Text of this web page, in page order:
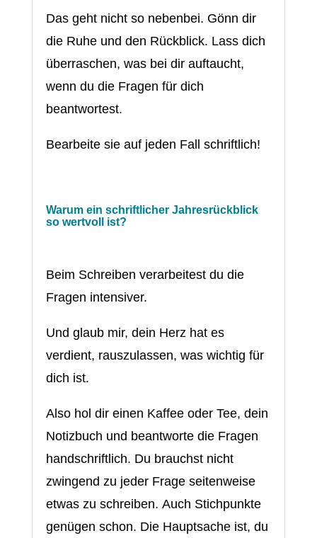
Das geht nicht so nebenbei. Gönn dir
die Ruhe und den Rückblick. Lass dich
überraschen, was bei dir auftaucht,
wenn du die Fragen für dich
beantwortest.
Bearbeite sie auf jeden Fall schriftlich!
Warum ein schriftlicher Jahresrückblick
so wertvoll ist?
Beim Schreiben verarbeitest du die
Fragen intensiver.
Und glaub mir, dein Herz hat es
verdient, rauszulassen, was wichtig für
dich ist.
Also hol dir einen Kaffee oder Tee, dein
Notizbuch und beantworte die Fragen
handschriftlich. Du brauchst nicht
zwingend zu jeder Frage seitenweise
etwas zu schreiben. Auch Stichpunkte
genügen schon. Die Hauptsache ist, du